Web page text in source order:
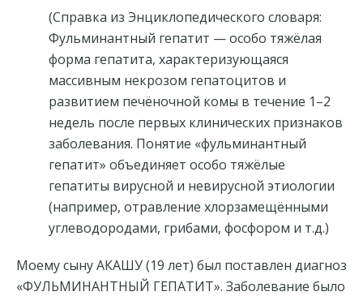
(Справка из Энциклопедического словаря:
Фульминантный гепатит — особо тяжёлая
форма гепатита, характеризующаяся
массивным некрозом гепатоцитов и
развитием печёночной комы в течение 1–2
недель после первых клинических признаков
заболевания. Понятие «фульминантный
гепатит» объединяет особо тяжёлые
гепатиты вирусной и невирусной этиологии
(например, отравление хлорзамещёнными
углеводородами, грибами, фосфором и т.д.)
Моему сыну АКАШУ (19 лет) был поставлен диагноз
«ФУЛЬМИНАНТНЫЙ ГЕПАТИТ». Заболевание было